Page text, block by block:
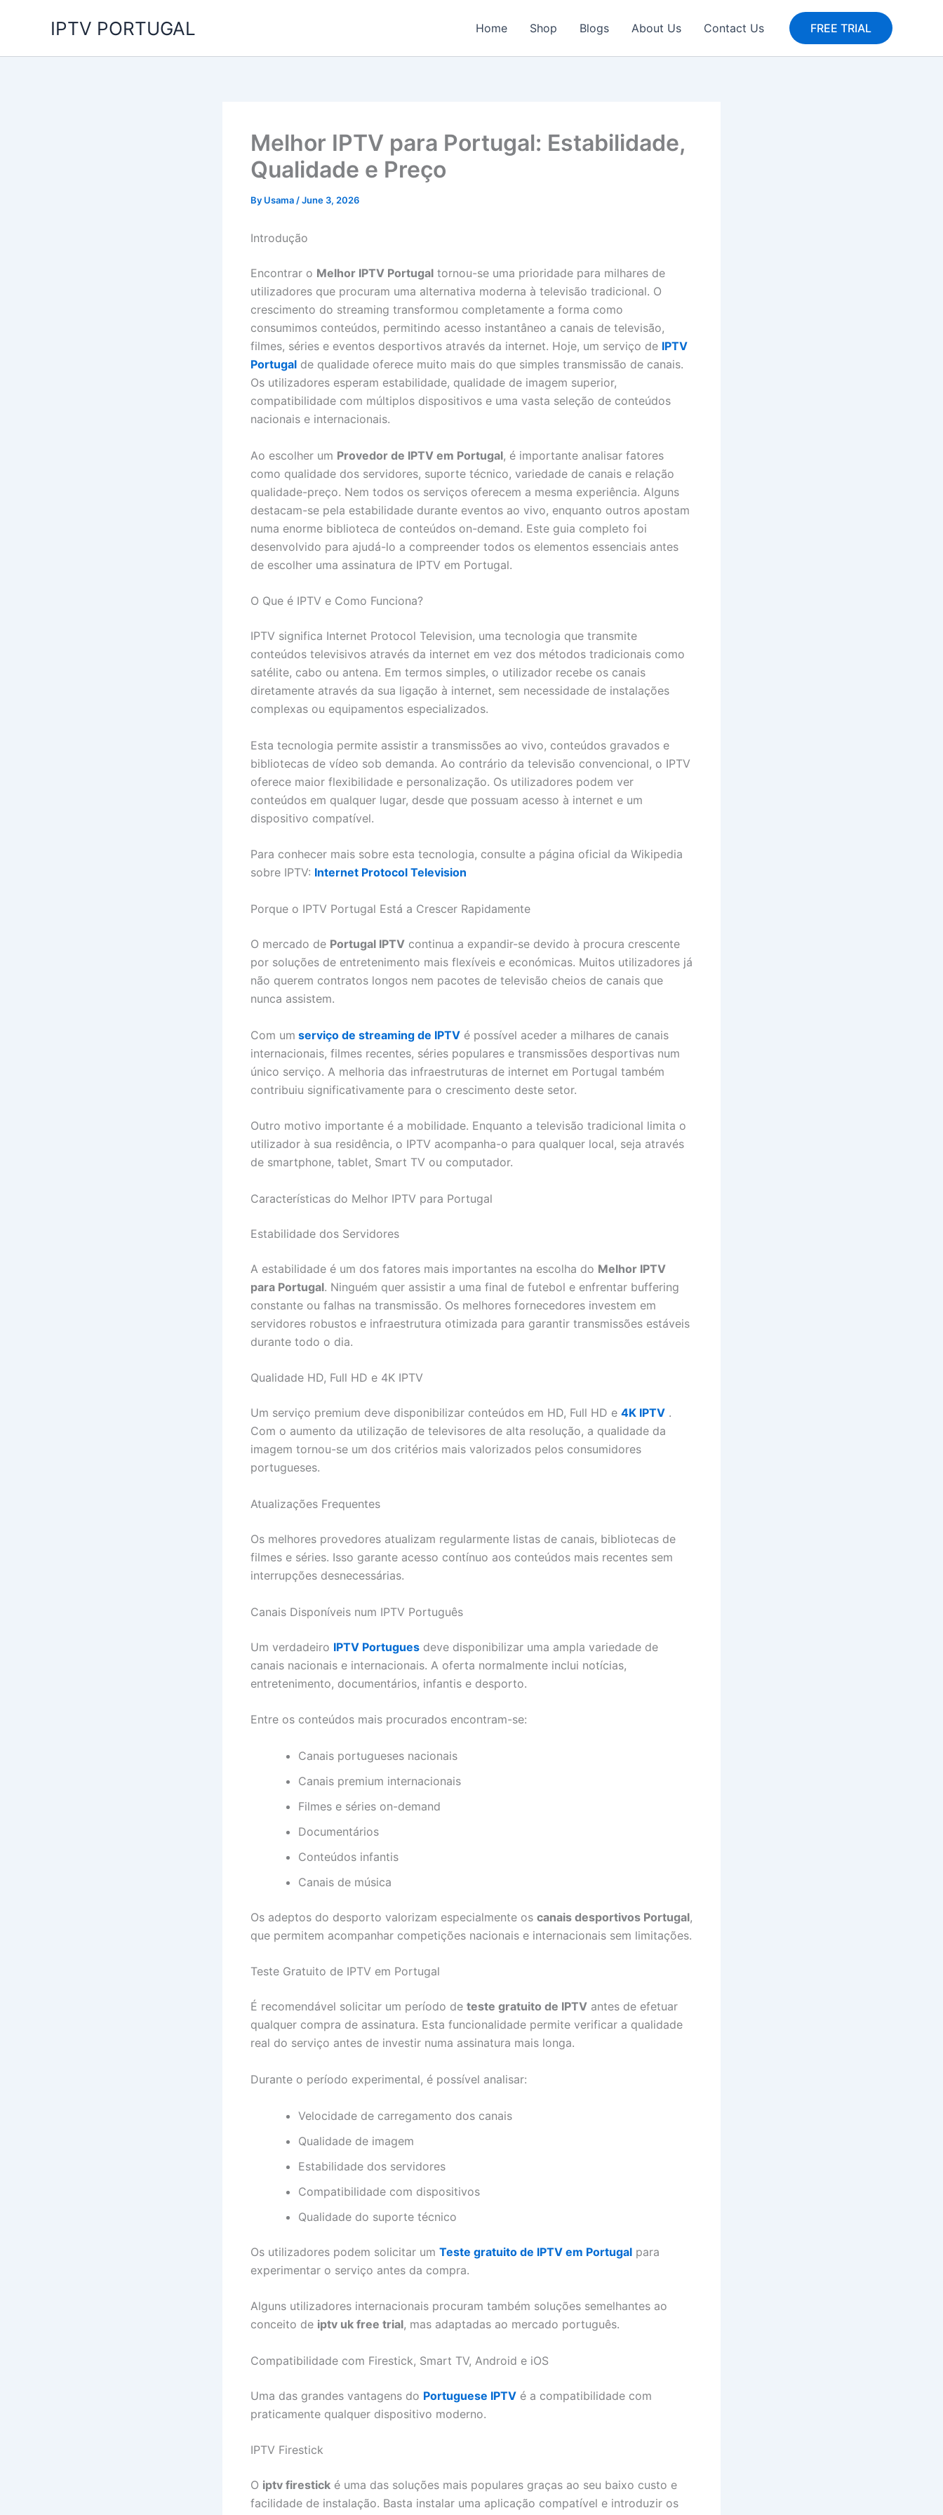
IPTV PORTUGAL Home Shop Blogs About Us Contact Us FREE TRIAL
Melhor IPTV para Portugal: Estabilidade,
Qualidade e Preço
By Usama /June 3, 2026
Introdução
Encontrar o Melhor IPTV Portugal tornou-se uma prioridade para milhares de
utilizadores que procuram uma alternativa moderna à televisão tradicional. O
crescimento do streaming transformou completamente a forma como
consumimos conteúdos, permitindo acesso instantâneo a canais de televisão,
filmes, séries e eventos desportivos através da internet. Hoje, um serviço de IPTV
Portugal de qualidade oferece muito mais do que simples transmissão de canais.
Os utilizadores esperam estabilidade, qualidade de imagem superior,
compatibilidade com múltiplos dispositivos e uma vasta seleção de conteúdos
nacionais e internacionais.
Ao escolher um Provedor de IPTV em Portugal, é importante analisar fatores
como qualidade dos servidores, suporte técnico, variedade de canais e relação
qualidade-preço. Nem todos os serviços oferecem a mesma experiência. Alguns
destacam-se pela estabilidade durante eventos ao vivo, enquanto outros apostam
numa enorme biblioteca de conteúdos on-demand. Este guia completo foi
desenvolvido para ajudá-lo a compreender todos os elementos essenciais antes
de escolher uma assinatura de IPTV em Portugal.
O Que é IPTV e Como Funciona?
IPTV significa Internet Protocol Television, uma tecnologia que transmite
conteúdos televisivos através da internet em vez dos métodos tradicionais como
satélite, cabo ou antena. Em termos simples, o utilizador recebe os canais
diretamente através da sua ligação à internet, sem necessidade de instalações
complexas ou equipamentos especializados.
Esta tecnologia permite assistir a transmissões ao vivo, conteúdos gravados e
bibliotecas de vídeo sob demanda. Ao contrário da televisão convencional, o IPTV
oferece maior flexibilidade e personalização. Os utilizadores podem ver
conteúdos em qualquer lugar, desde que possuam acesso à internet e um
dispositivo compatível.
Para conhecer mais sobre esta tecnologia, consulte a página oficial da Wikipedia
sobre IPTV: Internet Protocol Television
Porque o IPTV Portugal Está a Crescer Rapidamente
O mercado de Portugal IPTV continua a expandir-se devido à procura crescente
por soluções de entretenimento mais flexíveis e económicas. Muitos utilizadores já
não querem contratos longos nem pacotes de televisão cheios de canais que
nunca assistem.
Com um serviço de streaming de IPTV é possível aceder a milhares de canais
internacionais, filmes recentes, séries populares e transmissões desportivas num
único serviço. A melhoria das infraestruturas de internet em Portugal também
contribuiu significativamente para o crescimento deste setor.
Outro motivo importante é a mobilidade. Enquanto a televisão tradicional limita o
utilizador à sua residência, o IPTV acompanha-o para qualquer local, seja através
de smartphone, tablet, Smart TV ou computador.
Características do Melhor IPTV para Portugal
Estabilidade dos Servidores
A estabilidade é um dos fatores mais importantes na escolha do Melhor IPTV
para Portugal. Ninguém quer assistir a uma final de futebol e enfrentar buffering
constante ou falhas na transmissão. Os melhores fornecedores investem em
servidores robustos e infraestrutura otimizada para garantir transmissões estáveis
durante todo o dia.
Qualidade HD, Full HD e 4K IPTV
Um serviço premium deve disponibilizar conteúdos em HD, Full HD e 4K IPTV .
Com o aumento da utilização de televisores de alta resolução, a qualidade da
imagem tornou-se um dos critérios mais valorizados pelos consumidores
portugueses.
Atualizações Frequentes
Os melhores provedores atualizam regularmente listas de canais, bibliotecas de
filmes e séries. Isso garante acesso contínuo aos conteúdos mais recentes sem
interrupções desnecessárias.
Canais Disponíveis num IPTV Português
Um verdadeiro IPTV Portugues deve disponibilizar uma ampla variedade de
canais nacionais e internacionais. A oferta normalmente inclui notícias,
entretenimento, documentários, infantis e desporto.
Entre os conteúdos mais procurados encontram-se:
Canais portugueses nacionais
Canais premium internacionais
Filmes e séries on-demand
Documentários
Conteúdos infantis
Canais de música
Os adeptos do desporto valorizam especialmente os canais desportivos Portugal,
que permitem acompanhar competições nacionais e internacionais sem limitações.
Teste Gratuito de IPTV em Portugal
É recomendável solicitar um período de teste gratuito de IPTV antes de efetuar
qualquer compra de assinatura. Esta funcionalidade permite verificar a qualidade
real do serviço antes de investir numa assinatura mais longa.
Durante o período experimental, é possível analisar:
Velocidade de carregamento dos canais
Qualidade de imagem
Estabilidade dos servidores
Compatibilidade com dispositivos
Qualidade do suporte técnico
Os utilizadores podem solicitar um Teste gratuito de IPTV em Portugal para
experimentar o serviço antes da compra.
Alguns utilizadores internacionais procuram também soluções semelhantes ao
conceito de iptv uk free trial, mas adaptadas ao mercado português.
Compatibilidade com Firestick, Smart TV, Android e iOS
Uma das grandes vantagens do Portuguese IPTV é a compatibilidade com
praticamente qualquer dispositivo moderno.
IPTV Firestick
O iptv firestick é uma das soluções mais populares graças ao seu baixo custo e
facilidade de instalação. Basta instalar uma aplicação compatível e introduzir os